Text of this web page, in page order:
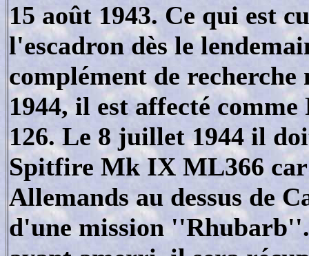
15 août 1943. Ce qui est
l'escadron dès le
complément de
1944, il est affecté
126. Le 8 juillet 1944 il
Spitfire Mk IX ML366 car
Allemands au dessus de
d'une mission